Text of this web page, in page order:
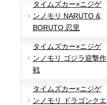
タイムズカー×ニジゲ
ンノモリ NARUTO &
BORUTO 忍里
タイムズカー×ニジゲ
ンノモリ ゴジラ迎撃作
戦
タイムズカー×ニジゲ
ンノモリ ドラゴンクエ